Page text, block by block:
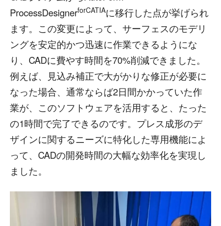
ProcessDesignerforCATIAに移行した点が挙げられ
ます。この変更によって、サーフェスのモデリ
ングを安定的かつ迅速に作業できるようにな
り、CADに費やす時間を70%削減できました。
例えば、見込み補正で大がかりな修正が必要に
なった場合、通常ならば2日間かかっていた作
業が、このソフトウェアを活用すると、たった
の1時間で完了できるのです。プレス成形のデ
ザインに関するニーズに特化した専用機能によ
って、CADの開発時間の大幅な効率化を実現し
ました。